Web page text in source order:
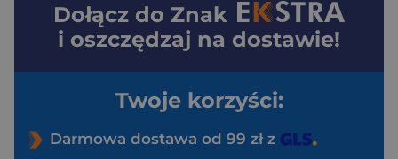
Dołącz do Znak
i oszczędzaj na dostawie!
Twoje korzyści:
Darmowa dostawa od 99 zł z